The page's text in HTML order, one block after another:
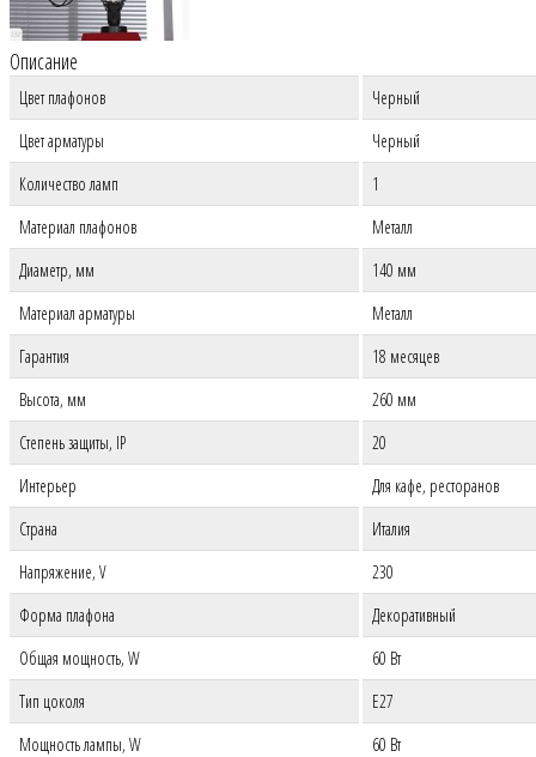
Описание
Цвет плафонов
Черный
Цвет арматуры
Черный
Количество ламп
1
Материал плафонов
Металл
Диаметр, мм
140 мм
Материал арматуры
Металл
Гарантия
18 месяцев
Высота, мм
260 мм
Степень защиты, IP
20
Интерьер
Для кафе, ресторанов
Страна
Италия
Напряжение, V
230
Форма плафона
Декоративный
Общая мощность, W
60 Вт
Тип цоколя
E27
Мощность лампы, W
60 Вт